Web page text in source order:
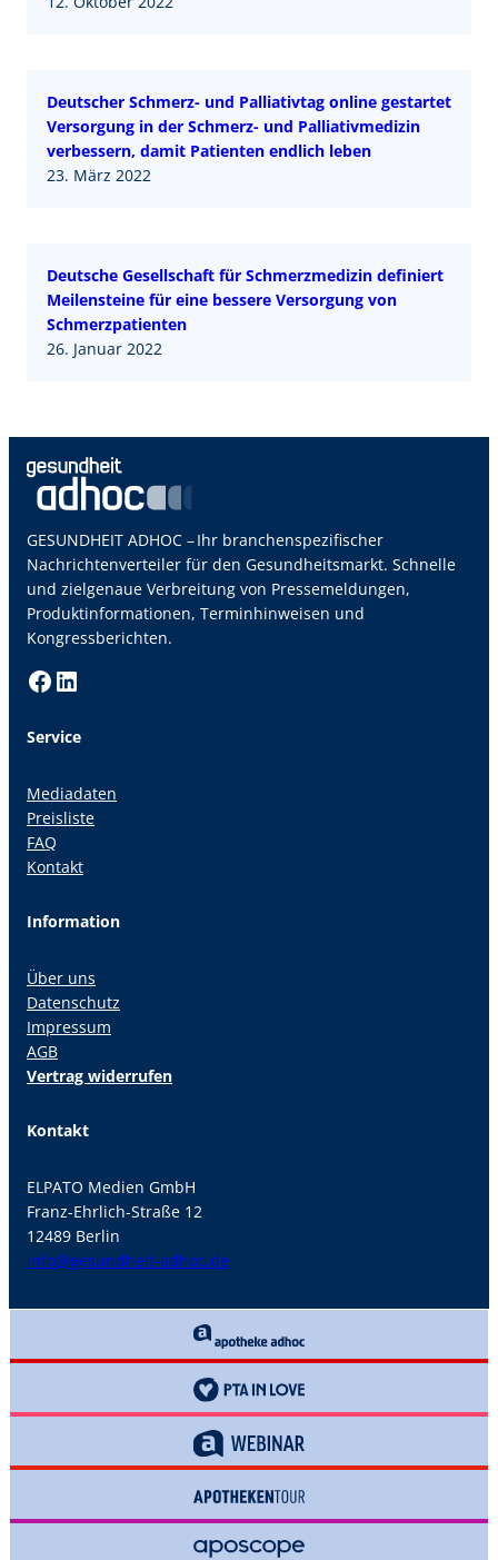
Deutscher Schmerz- und Palliativtag online gestartet
Versorgung in der Schmerz- und Palliativmedizin
verbessern, damit Patienten endlich leben
23. März 2022
Deutsche Gesellschaft für Schmerzmedizin definiert
Meilensteine für eine bessere Versorgung von
Schmerzpatienten
26. Januar 2022
GESUNDHEIT ADHOC – Ihr branchenspezifischer
Nachrichtenverteiler für den Gesundheitsmarkt. Schnelle
und zielgenaue Verbreitung von Pressemeldungen,
Produktinformationen, Terminhinweisen und
Kongressberichten.
Facebook LinkedIn
Service
Mediadaten
Preisliste
FAQ
Kontakt
Information
Über uns
Datenschutz
Impressum
AGB
Vertrag widerrufen
Kontakt
ELPATO Medien GmbH
Franz-Ehrlich-Straße 12
12489 Berlin
info@gesundheit-adhoc.de